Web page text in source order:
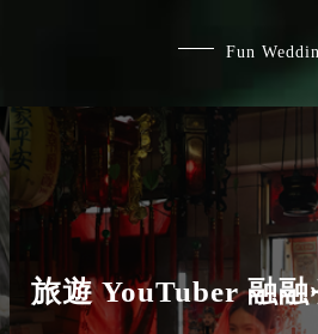
Fun
旅遊 YouTuber 融